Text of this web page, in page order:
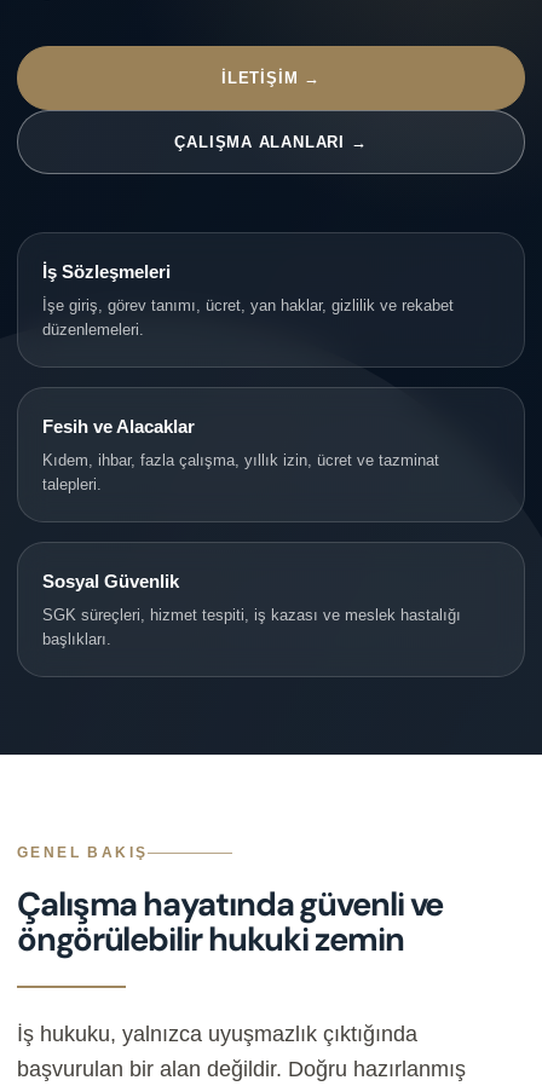
İLETIŞIM →
ÇALIŞMA ALANLARI →
İş Sözleşmeleri
İşe giriş, görev tanımı, ücret, yan haklar, gizlilik ve rekabet
düzenlemeleri.
Fesih ve Alacaklar
Kıdem, ihbar, fazla çalışma, yıllık izin, ücret ve tazminat
talepleri.
Sosyal Güvenlik
SGK süreçleri, hizmet tespiti, iş kazası ve meslek hastalığı
başlıkları.
GENEL BAKIŞ
Çalışma hayatında güvenli ve
öngörülebilir hukuki zemin
İş hukuku, yalnızca uyuşmazlık çıktığında
başvurulan bir alan değildir. Doğru hazırlanmış